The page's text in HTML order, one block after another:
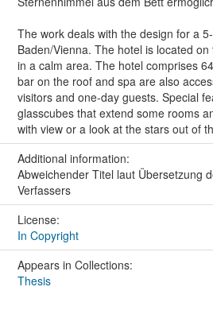
The work deals with the design for a
Baden/Vienna. The hotel is located
in a calm area. The hotel comprises
bar on the roof and spa are also
visitors and one-day guests. Special
glasscubes that extend some rooms
with view or a look at the stars out of
Additional information:
Abweichender Titel laut Übersetzung
Verfassers
License:
In Copyright
Appears in Collections:
Thesis